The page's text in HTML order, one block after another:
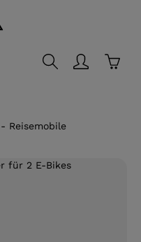
Reisemobile